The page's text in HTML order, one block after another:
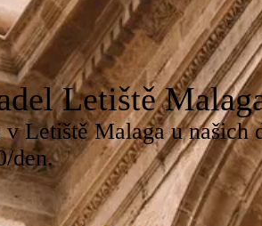
Letiště
Letiště Malaga u našich
den.